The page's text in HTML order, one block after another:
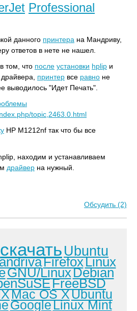
Professional
данного принтера на Мандриву,
ответов в нете не нашел.
том, что после установки hplip и
принтер все равно не
выводилось "Идет Печать".
topic,2463.0.html
HP M1212nf так что бы все
находим и устанавливаем
драйвер на нужный.
Обсудить (2)
скачать Ubuntu
FirefoxLinux
GNU/LinuxDebian
FreeBSD
Mac OS XUbuntu
GoogleLinux Mint